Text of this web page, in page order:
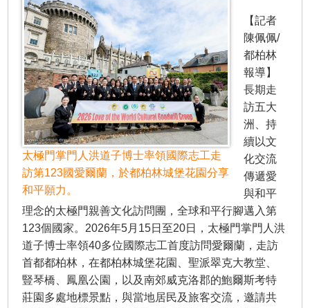
太極門掌門人洪道子博士率領國際志工走
訪第123國愛爾蘭，於都柏林城堡花園分享
和平願力。
【記者
陳佩佩/
都柏林
報導】
長期走
訪五大
洲、持
續以文
化交流
傳遞愛
與和平
理念的太極門親善文化訪問團，全球和平行腳邁入第
123個國家。2026年5月15日至20日，太極門掌門人洪
道子博士率領40多位國際志工首度訪問愛爾蘭，走訪
首都都柏林，在都柏林城堡花園、聖派翠克大教堂、
豎琴橋、鳳凰公園，以及南郊威克洛郡的鮑爾斯考特
莊園多處地標景點，與當地居民及旅客交流，邀請共